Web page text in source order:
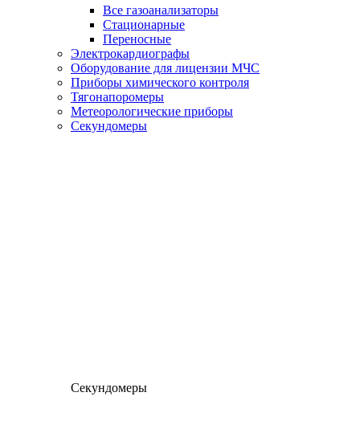
Все газоанализаторы
Cтационарные
Переносные
Электрокардиографы
Оборудование для лицензии МЧС
Приборы химического контроля
Тягонапоромеры
Метеорологические приборы
Секундомеры
Секундомеры